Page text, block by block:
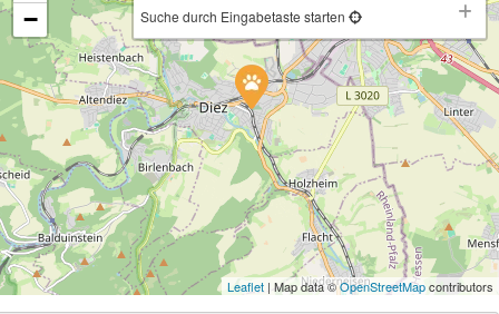
−
Suche durch Eingabetaste starten
Leaflet | Map data ©OpenStreetMapcontributors